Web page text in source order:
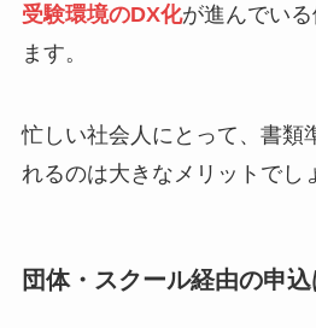
受験環境のDX化が進んでい
ます。
忙しい社会人にとって、書類
れるのは大きなメリットでし
団体・スクール経由の申